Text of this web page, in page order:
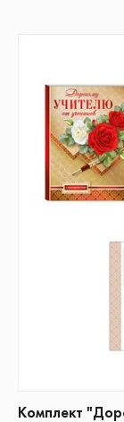
Комплект